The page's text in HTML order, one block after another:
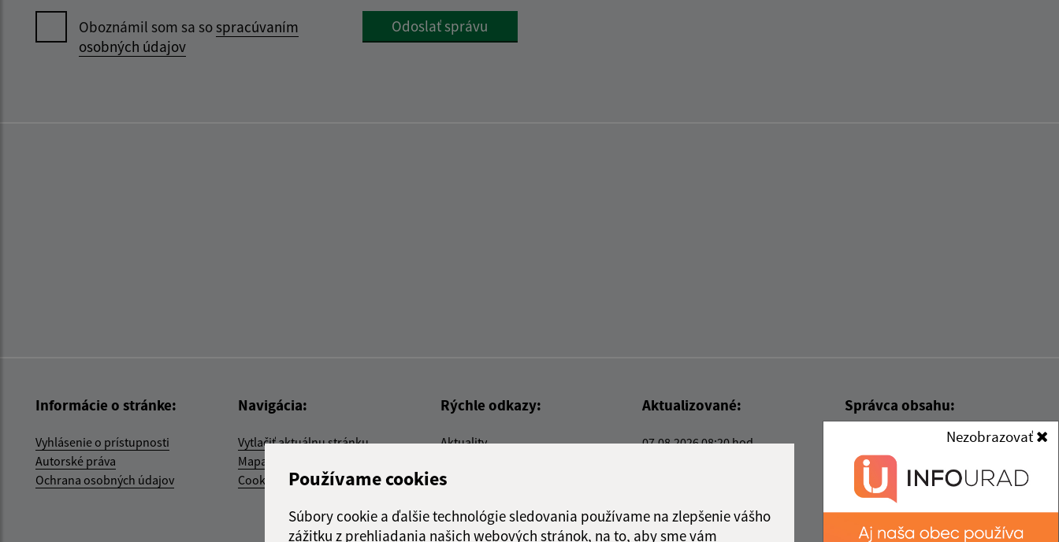
Používame cookies
Súbory cookie a ďalšie technológie sledovania používame na zlepšenie vášho
zážitku z prehliadania našich webových stránok, na to, aby sme vám
Nezobrazovať
Oboznámil som sa sospracúvaním
osobných údajov
Google reCaptcha Response
Odoslať správu
Informácie o stránke:
Vyhlásenie o prístupnosti
Autorské práva
Ochrana osobných údajov
Navigácia:
Vytlačiť aktuálnu stránku
Mapa stránok
Cookies
Rýchle odkazy:
Aktuality
E-služby
Triedenie odpadu
Aktualizované:
07.08.2026 08:20 hod.
Správca obsahu:
Správca obsahu je Obec Kysak.
Vytvorené v súlade s
dizajn manuálom elektronických
služieb.